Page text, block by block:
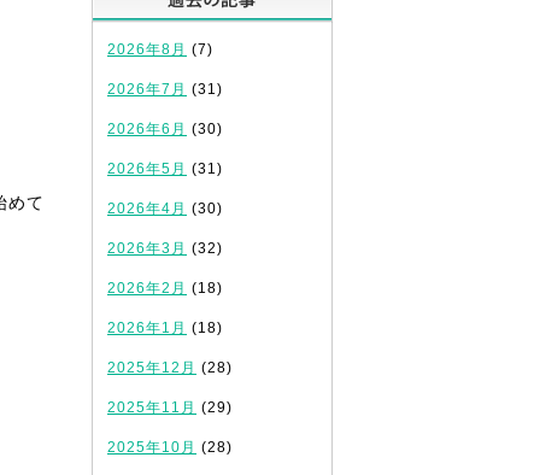
めて
2026年8月 (7)
2026年7月 (31)
2026年6月 (30)
2026年5月 (31)
2026年4月 (30)
2026年3月 (32)
2026年2月 (18)
2026年1月 (18)
2025年12月 (28)
2025年11月 (29)
2025年10月 (28)